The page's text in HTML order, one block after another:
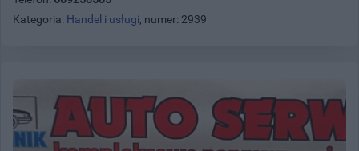
Kategoria: Handel i usługi, numer: 2939